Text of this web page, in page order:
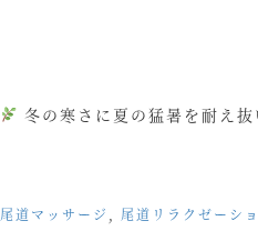
冬の寒さに夏の猛暑を耐え
尾道マッサージ
尾道リラクゼーシ